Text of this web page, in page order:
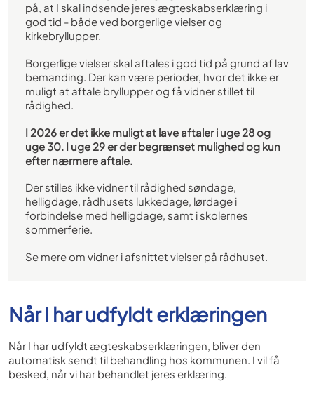
på, at I skal indsende jeres ægteskabserklæring i
god tid - både ved borgerlige vielser og
kirkebryllupper.
Borgerlige vielser skal aftales i god tid på grund af lav
bemanding. Der kan være perioder, hvor det ikke er
muligt at aftale bryllupper og få vidner stillet til
rådighed.
I 2026 er det ikke muligt at lave aftaler i uge 28 og
uge 30. I uge 29 er der begrænset mulighed og kun
efter nærmere aftale.
Der stilles ikke vidner til rådighed søndage,
helligdage, rådhusets lukkedage, lørdage i
forbindelse med helligdage, samt i skolernes
sommerferie.
Se mere om vidner i afsnittet vielser på rådhuset.
Når I har udfyldt erklæringen
Når I har udfyldt ægteskabserklæringen, bliver den
automatisk sendt til behandling hos kommunen. I vil få
besked, når vi har behandlet jeres erklæring.